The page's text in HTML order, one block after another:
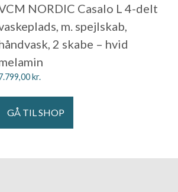
NORDIC Casalo L 4-delt
m. spejlskab,
2 skabe – hvid
kr.
GÅ TIL SHOP